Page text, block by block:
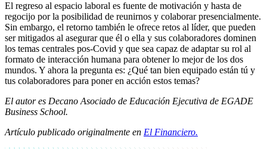
El regreso al espacio laboral es fuente de motivación y hasta de
regocijo por la posibilidad de reunirnos y colaborar presencialmente.
Sin embargo, el retorno también le ofrece retos al líder, que pueden
ser mitigados al asegurar que él o ella y sus colaboradores dominen
los temas centrales pos-Covid y que sea capaz de adaptar su rol al
formato de interacción humana para obtener lo mejor de los dos
mundos. Y ahora la pregunta es: ¿Qué tan bien equipado están tú y
tus colaboradores para poner en acción estos temas?
El autor es Decano Asociado de Educación Ejecutiva de EGADE
Business School.
Artículo publicado originalmente en El Financiero.